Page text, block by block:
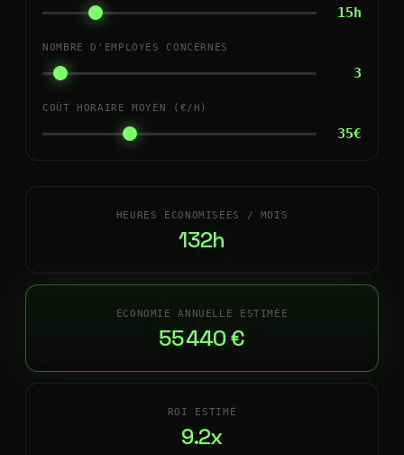
15h
NOMBRE D'EMPLOYÉS CONCERNÉS
3
COÛT HORAIRE MOYEN (€/H)
35€
HEURES ÉCONOMISÉES / MOIS
132h
ÉCONOMIE ANNUELLE ESTIMÉE
55 440 €
ROI ESTIMÉ
9.2x